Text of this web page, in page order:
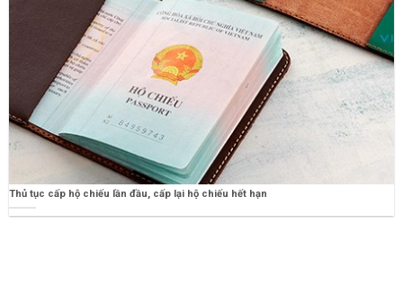
Thủ tục cấp hộ chiếu lần đầu, cấp lại hộ chiếu hết hạn